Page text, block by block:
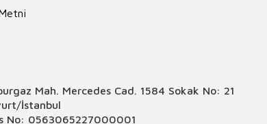
Mah. Mercedes Cad. 1584 Sokak No: 21
İstanbul
No: 0563065227000001